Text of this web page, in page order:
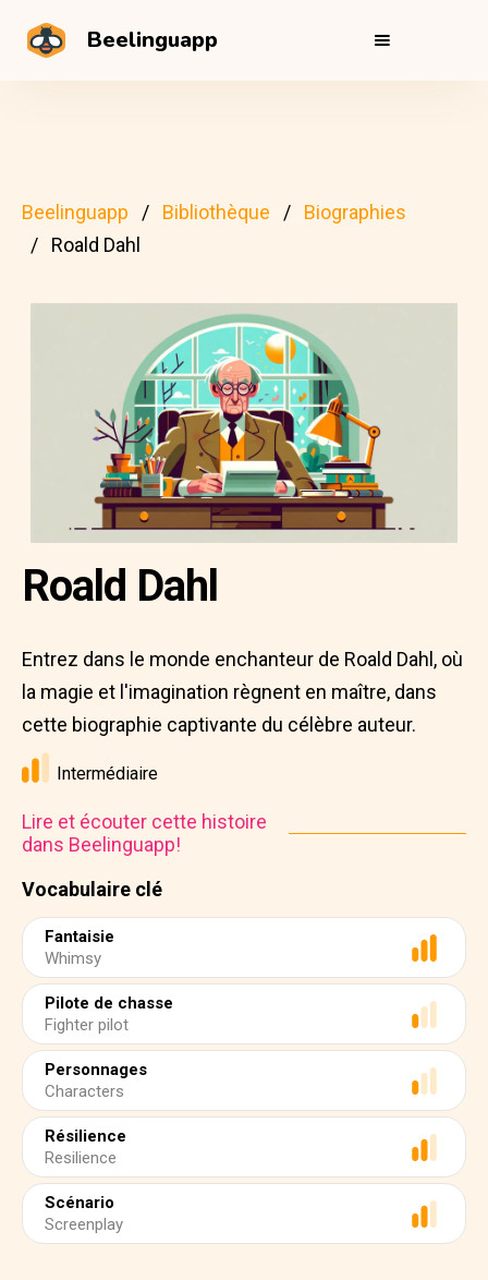
Beelinguapp
Beelinguapp Bibliothèque
Biographies
Roald Dahl
Vocabulaire clé
Fantaisie
Whimsy
Pilote de chasse
Fighter pilot
Personnages
Characters
Résilience
Resilience
Scénario
Screenplay
Roald Dahl
Entrez dans le monde enchanteur de Roald Dahl, où
la magie et l'imagination règnent en maître, dans
cette biographie captivante du célèbre auteur.
Intermédiaire
Lire et écouter cette histoire
dans Beelinguapp!